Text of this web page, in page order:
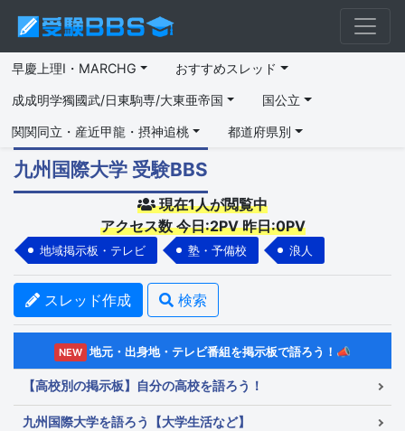
早慶上理I・MARCHG おすすめスレッド
成成明学獨國武/日東駒専/大東亜帝国 国公立
関関同立・産近甲龍・摂神追桃 都道府県別
九州国際大学 受験BBS
現在1人が閲覧中
アクセス数 今日:2PV 昨日:0PV
地域掲示板・テレビ 塾・予備校 浪人
スレッド作成 検索
NEW 地元・出身地・テレビ番組を掲示板で語ろう！📣
【高校別の掲示板】自分の高校を語ろう！
九州国際大学を語ろう【大学生活など】